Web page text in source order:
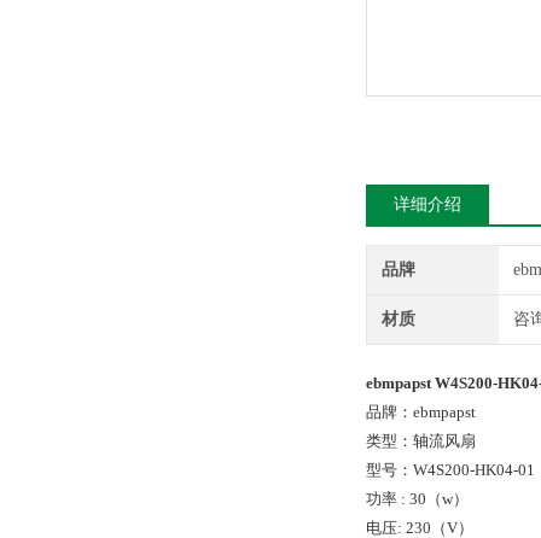
详细介绍
品牌
材质 咨
ebmpapst W4S200-
品牌：ebmpapst
类型：轴流风扇
型号：W4S200-HK04-01
功率 : 30（w）
电压: 230（V）